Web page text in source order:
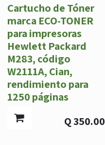
Cartucho de Tóner
marca ECO-TONER
para impresoras
Hewlett Packard
M283, código
W2111A, Cian,
rendimiento para
1250 páginas
Q350.00